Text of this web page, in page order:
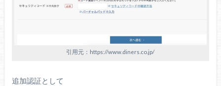
引用元：https://www.diners.co.jp/
追加認証として